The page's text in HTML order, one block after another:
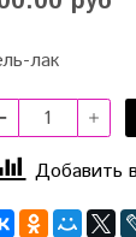
лак
Добавить